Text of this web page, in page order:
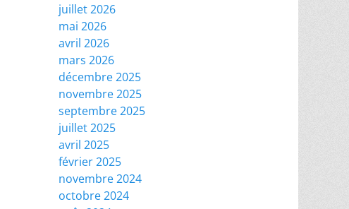
juillet 2026
mai 2026
avril 2026
mars 2026
décembre 2025
novembre 2025
septembre 2025
juillet 2025
avril 2025
février 2025
novembre 2024
octobre 2024